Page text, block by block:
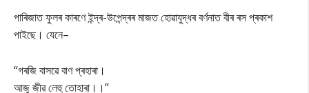
পাৰিজাত ফুলৰ কাৰণে ইন্দ্ৰ-উপেন্দ্ৰৰ মাজত হোৱাযুদ্ধৰ বৰ্ণনাত বীৰ ৰস প্ৰকাশ
পাইছে। যেনে–
‘‘গৰজি বাসৱে বাণ প্ৰহাৰা।
আজু জীৱ লেহু তোহাৰা।।”